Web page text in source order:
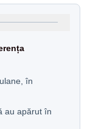
în
au apărut în